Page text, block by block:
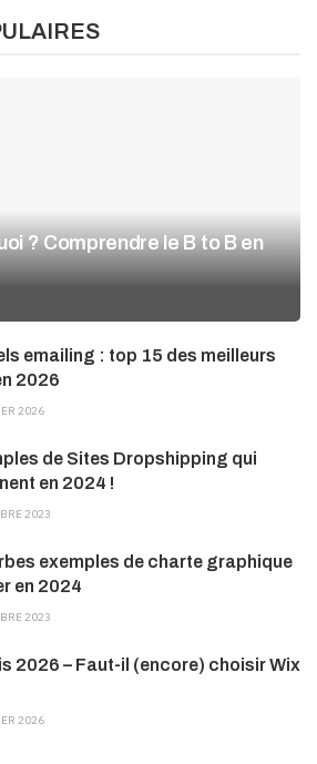
? Comprendre le B to B en
emailing : top 15 des meilleurs
2026
2026
de Sites Dropshipping qui
en 2024 !
2023
exemples de charte graphique
en 2024
2023
2026 – Faut-il (encore) choisir Wix
2026